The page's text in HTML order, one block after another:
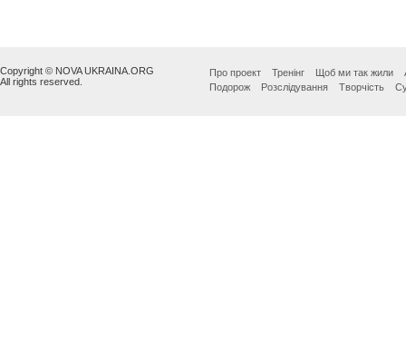
Copyright © NOVA UKRAINA.ORG
All rights reserved.
Про проект Тренінг Щоб ми так жили
Подорож
Розслідування Творчість